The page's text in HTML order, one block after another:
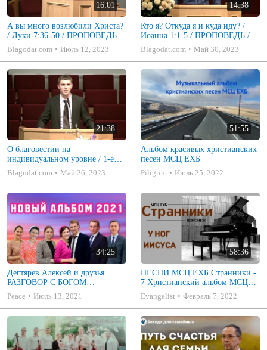
16:01
А вы много возлюбили Христа?
/ Луки 7:36-50 / ПРОПОВЕДЬ /
Никита Шкадаков
Blagodat.com Июль 12, 2023
14:38
Кто я? Откуда я и куда иду? /
Иоанна 1:1-5 / ПРОПОВЕДЬ /
Никита Шкадаков
Blagodat.com Май 30, 2023
21:38
О благовестии на
индивидуальном уровне / 1-е
Иоанна 1:1-3 / ПРОПОВЕДЬ /
Никита Шкадаков
Blagodat.com Май 26, 2023
51:55
Альбом красивых христианских
песен МСЦ ЕХБ
Piligrim
Июль 25, 2022
34:25
Дегтярев Алексей и друзья
РАЗГОВОР С БОГОМ
Христианские песни МСЦ ЕХБ
2021 (7я)
Peace Июль 13, 2021
58:36
ПЕСНИ МСЦ ЕХБ Странники -
7 Христианский альбом МСЦ
ЕХБ
Evangelist Февраль 7, 2022